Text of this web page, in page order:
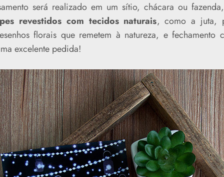
será realizado em um sítio, chácara ou
revestidos com tecidos naturais, como a juta,
florais que remetem à natureza, e fechamento
excelente pedida!